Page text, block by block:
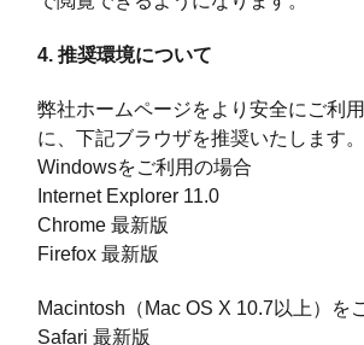
4. 推奨環境について
弊社ホームページをより安全にご利
に、下記ブラウザを推奨いたします。
Windowsをご利用の場合
Internet Explorer 11.0
Chrome 最新版
Firefox 最新版
Macintosh（Mac OS X 10.7以上）を
Safari 最新版